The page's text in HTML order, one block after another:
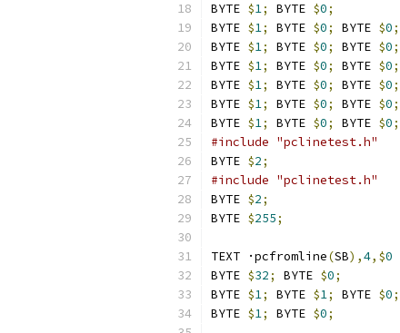
BYTE $1; BYTE $0;
BYTE $1; BYTE $0; BYTE $0;
BYTE $1; BYTE $0; BYTE $0;
BYTE $1; BYTE $0; BYTE $0;
BYTE $1; BYTE $0; BYTE $0;
BYTE $1; BYTE $0; BYTE $0;
BYTE $1; BYTE $0; BYTE $0;
#include "pclinetest.h"
BYTE $2;
#include "pclinetest.h"
BYTE $2;
BYTE $255;
TEXT ·pcfromline(SB),4,$0
BYTE $32; BYTE $0;
BYTE $1; BYTE $1; BYTE $0;
BYTE $1; BYTE $0;